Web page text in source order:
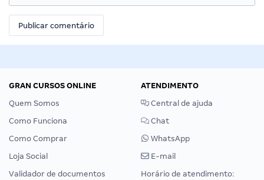
GRAN CURSOS ONLINE
Quem Somos
Como Funciona
Como Comprar
Loja Social
Validador de documentos
ATENDIMENTO
Central de ajuda
Chat
WhatsApp
E-mail
Horário de atendimento: